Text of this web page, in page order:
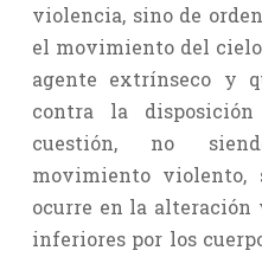
violencia, sino de
el movimiento del
agente extrínseco y
contra la
cuestión, no
movimiento violento,
ocurre en la alteración
inferiores por los